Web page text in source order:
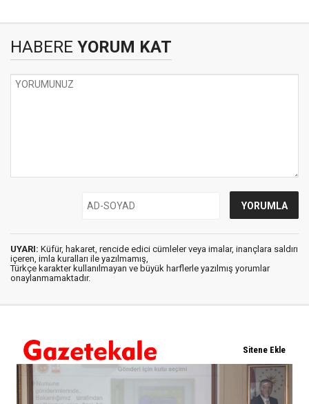
HABERE YORUM KAT
UYARI: Küfür, hakaret, rencide edici cümleler veya imalar, inançlara saldırı
içeren, imla kuralları ile yazılmamış,
Türkçe karakter kullanılmayan ve büyük harflerle yazılmış yorumlar
onaylanmamaktadır.